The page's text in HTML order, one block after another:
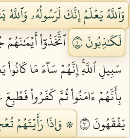
وَٱللَّهُ يَعۡلَمُ إِنَّكَ لَرَسُولُهُۥ
لَكَٰذِبُونَ ١
ٱتَّخَذُوٓاْ
سَبِيلِ ٱللَّهِۚ إِنَّهُمۡ سَآءَ مَا كَانُواْ
بِأَنَّهُمۡ ءَامَنُواْ ثُمَّ كَفَرُواْ
يَفۡقَهُونَ ٣
۞ وَإِذَا رَأَيۡتَهُمۡ